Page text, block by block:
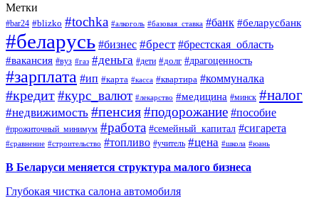
Метки
#bar24 #blizko #tochka #алкоголь #базовая_ставка #банк #беларусбанк
#беларусь #бизнес #брест #брестская_область
#вакансия #вуз #газ #деньга #дети #долг #драгоценность
#зарплата #ип #карта #касса #квартира #коммуналка
#кредит#курс_валют #лекарство #медицина #минск #налог
#недвижимость #пенсия#подорожание #пособие
#прожиточный_минимум #работа #семейный_капитал #сигарета
#сравнение #строительство #топливо #учитель #цена #школа #юань
В Беларуси меняется структура малого бизнеса
Глубокая чистка салона автомобиля